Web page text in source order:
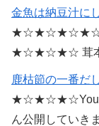
金魚は納豆汁に
★☆★☆★☆ 茸本
鹿枯節の一番だ
ん公開していき